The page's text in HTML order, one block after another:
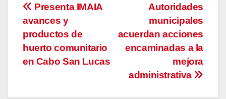
Navegación
de
entradas
Autoridades
municipales
acuerdan acciones
encaminadas a la
mejora
administrativa
Presenta IMAIA
avances y
productos de
huerto comunitario
en Cabo San Lucas